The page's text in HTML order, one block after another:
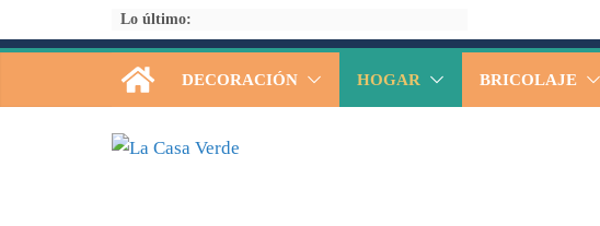
al
Lo último:
DECORACIÓN HOGAR BRICOLAJE